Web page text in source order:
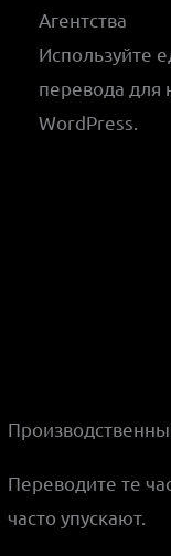
Агентства
Используйте
перевода для
WordPress.
Переводите те
часто упускают.